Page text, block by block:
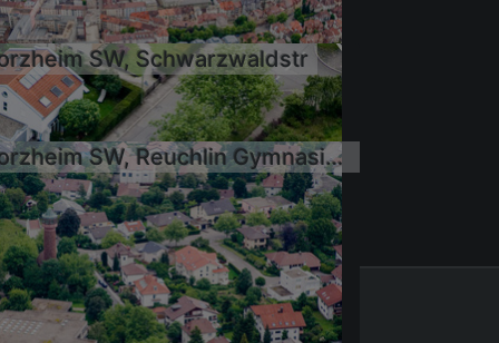
SW, Schwarzwaldstr
Pforzheim SW, Reuchlin Gymnasium